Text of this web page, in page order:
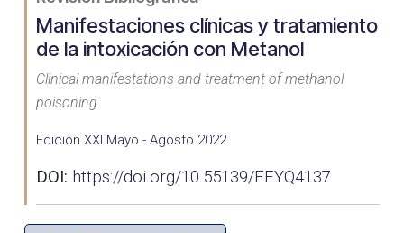
Manifestaciones clínicas y tratamiento
de la intoxicación con Metanol
Clinical manifestations and treatment of methanol
poisoning
Edición XXI Mayo - Agosto 2022
DOI: https://doi.org/10.55139/EFYQ4137